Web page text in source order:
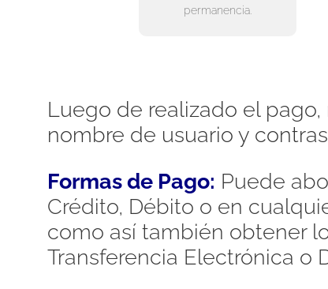
permanencia.
Luego de realizado el
nombre de usuario y
Formas de Pago: Puede
Crédito, Débito o en
como así también obtener
Transferencia Electrónica o